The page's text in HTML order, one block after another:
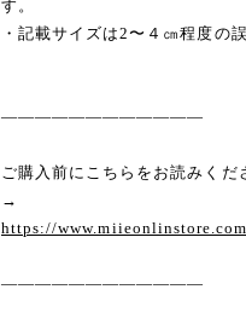
す。
・記載サイズは2〜４㎝程度の
————————————
ご購入前にこちらをお読みくだ
→
https://
————————————